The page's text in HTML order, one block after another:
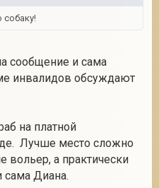
собаку!
сообщение и сама
инвалидов обсуждают
на платной
Лучше место сложно
вольер, а практически
сама Диана.